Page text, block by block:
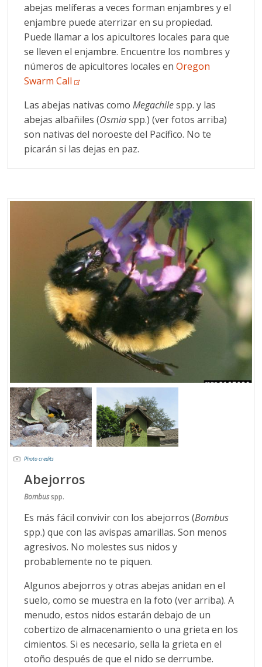
abejas melíferas a veces forman enjambres y el
enjambre puede aterrizar en su propiedad.
Puede llamar a los apicultores locales para que
se lleven el enjambre. Encuentre los nombres y
números de apicultores locales en Oregon
Swarm Call
Las abejas nativas como Megachilespp. y las
abejas albañiles (Osmiaspp.) (ver fotos arriba)
son nativas del noroeste del Pacífico. No te
picarán si las dejas en paz.
Photo credits
Abejorros
Bombusspp.
Es más fácil convivir con los abejorros (Bombus
spp.) que con las avispas amarillas. Son menos
agresivos. No molestes sus nidos y
probablemente no te piquen.
Algunos abejorros y otras abejas anidan en el
suelo, como se muestra en la foto (ver arriba). A
menudo, estos nidos estarán debajo de un
cobertizo de almacenamiento o una grieta en los
cimientos. Si es necesario, sella la grieta en el
otoño después de que el nido se derrumbe.